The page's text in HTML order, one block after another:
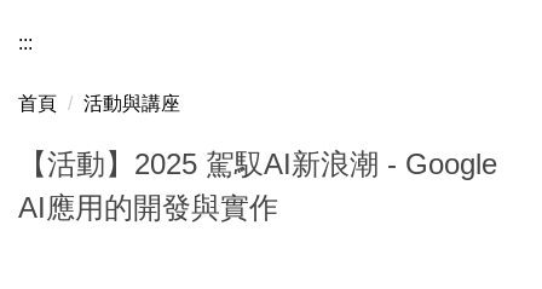
:::
首頁 活動與講座
【活動】2025 駕馭AI新浪潮 - Google
AI應用的開發與實作